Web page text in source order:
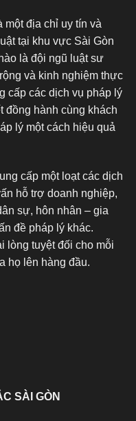
một địa chỉ uy tín và
tại khu vực Sài Gòn
là đội ngũ luật sư
và kinh nghiệm thực
cấp các dịch vụ pháp lý
đồng hành cùng khách
lý một cách hiệu quả
cấp một loạt các dịch
hỗ trợ doanh nghiệp,
sự, hôn nhân – gia
đề pháp lý khác.
lòng tuyệt đối cho mỗi
họ lên hàng đầu.
SÀI GÒN